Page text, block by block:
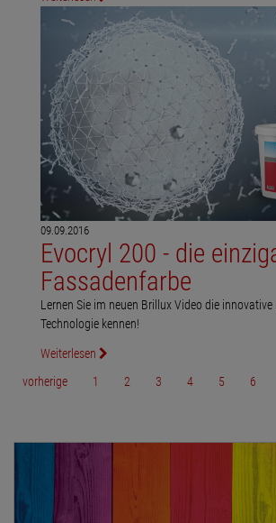
09.09.2016
Evocryl 200 - die
Fassadenfarbe
Lernen Sie im neuen Brillux Video die innovative
Technologie kennen!
Weiterlesen
vorherige
1 2 3 4 5 6